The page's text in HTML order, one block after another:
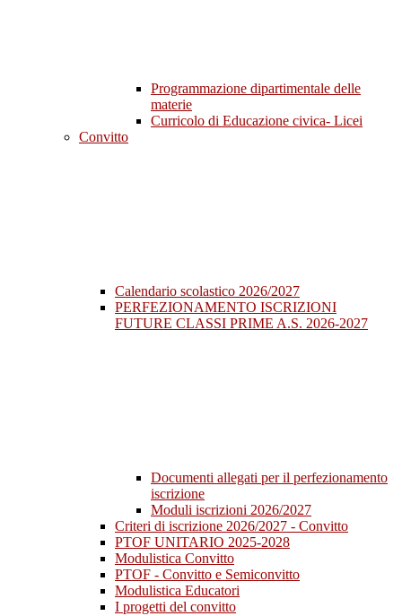
Programmazione dipartimentale delle
materie
Curricolo di Educazione civica- Licei
Convitto
Calendario scolastico 2026/2027
PERFEZIONAMENTO ISCRIZIONI
FUTURE CLASSI PRIME A.S. 2026-2027
Documenti allegati per il perfezionamento
iscrizione
Moduli iscrizioni 2026/2027
Criteri di iscrizione 2026/2027 - Convitto
PTOF UNITARIO 2025-2028
Modulistica Convitto
PTOF - Convitto e Semiconvitto
Modulistica Educatori
I progetti del convitto